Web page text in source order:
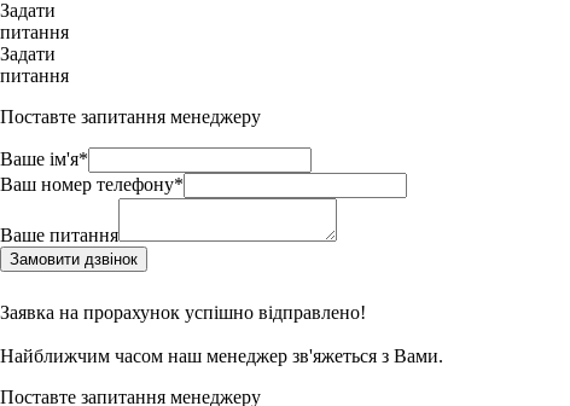
Задати
питання
Задати
питання
Поставте запитання менеджеру
Ваше ім'я*
Ваш номер телефону*
Ваше питання
Замовити дзвінок
Заявка на прорахунок успішно відправлено!
Найближчим часом наш менеджер зв'яжеться з Вами.
Поставте запитання менеджеру